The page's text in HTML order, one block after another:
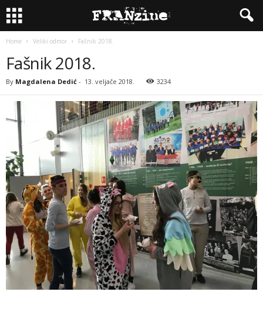
Home Veliki odmor Fašnik 2018.
Fašnik 2018.
By Magdalena Dedić - 13. veljače 2018. 3234